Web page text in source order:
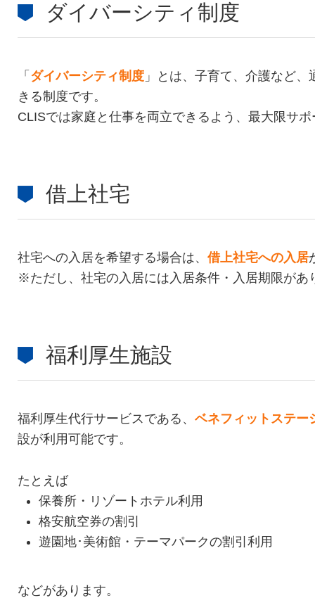
ダイバーシティ制度
「 ダイバーシティ制度 」とは、子育て、介護など
きる制度です。
CLISでは家庭と仕事を両立できるよう、最大限サ
借上社宅
社宅への入居を希望する場合は、 借上社宅への入居
※ただし、社宅の入居には入居条件・入居期限があ
福利厚生施設
福利厚生代行サービスである、 ベネフィットステー
設が利用可能です。
たとえば
保養所・リゾートホテル利用
格安航空券の割引
遊園地･美術館・テーマパークの割引利用
などがあります。